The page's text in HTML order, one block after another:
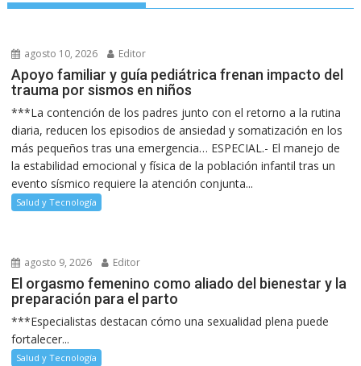
agosto 10, 2026 Editor
Apoyo familiar y guía pediátrica frenan impacto del
trauma por sismos en niños
***La contención de los padres junto con el retorno a la rutina
diaria, reducen los episodios de ansiedad y somatización en los
más pequeños tras una emergencia… ESPECIAL.- El manejo de
la estabilidad emocional y física de la población infantil tras un
evento sísmico requiere la atención conjunta...
Salud y Tecnología
agosto 9, 2026 Editor
El orgasmo femenino como aliado del bienestar y la
preparación para el parto
***Especialistas destacan cómo una sexualidad plena puede
fortalecer...
Salud y Tecnología